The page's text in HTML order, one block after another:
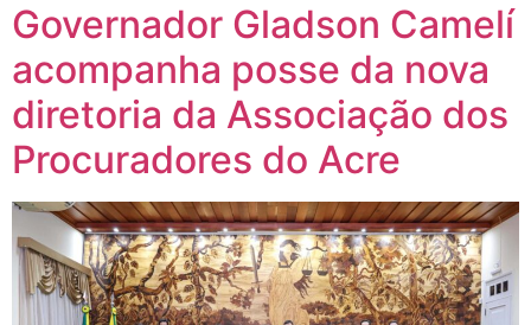
Governador Gladson Camelí
acompanha posse da nova
diretoria da Associação dos
Procuradores do Acre